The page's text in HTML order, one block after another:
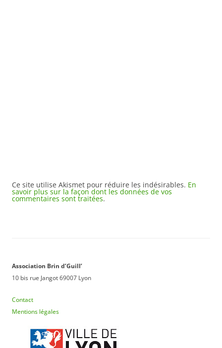
Ce site utilise Akismet pour réduire les indésirables. En
savoir plus sur la façon dont les données de vos
commentaires sont traitées.
Association Brin d’Guill’
10 bis rue Jangot 69007 Lyon
Contact
Mentions légales